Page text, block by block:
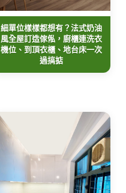
細單位樣樣都想有？法式奶油
風全屋訂造傢俬，廚櫃連洗衣
機位、到頂衣櫃、地台床一次
過搞掂